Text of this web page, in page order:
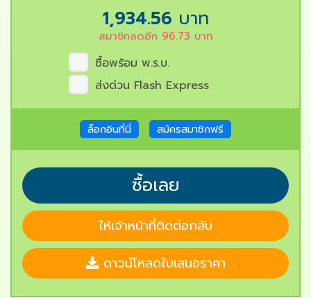
1,934.56 บาท
สมาชิกลดอีก 96.73 บาท
ซื้อพร้อม พ.ร.บ.
ส่งด่วน Flash Express
ล็อกอินที่นี่ สมัครสมาชิกฟรี
ซื้อเลย
ให้เจ้าหน้าที่ติดต่อกลับ
ดาวน์โหลดใบเสนอราคา